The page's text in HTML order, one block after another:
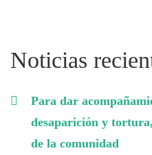
Noticias
Para dar
desaparición y
de la comunidad